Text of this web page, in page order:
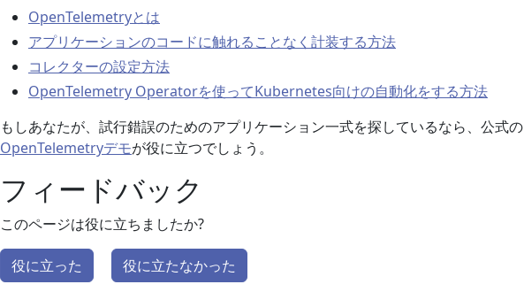
OpenTelemetryとは
アプリケーションのコードに触れることなく計装する方法
コレクターの設定方法
OpenTelemetry Operatorを使ってKubernetes向けの自動化をする方法
もしあなたが、試行錯誤のためのアプリケーション一式を探しているなら、公式の
OpenTelemetryデモが役に立つでしょう。
フィードバック
このページは役に立ちましたか?
役に立った 役に立たなかった